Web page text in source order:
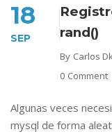
18
SEP
rand()
By Carlos
0 Comment
Algunas veces
mysql de forma